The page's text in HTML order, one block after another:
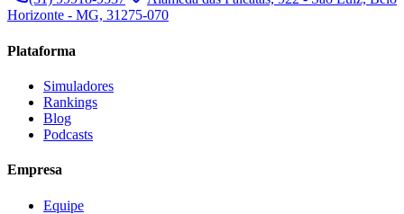
Horizonte - MG, 31275-070
Plataforma
Simuladores
Rankings
Blog
Podcasts
Empresa
Equipe